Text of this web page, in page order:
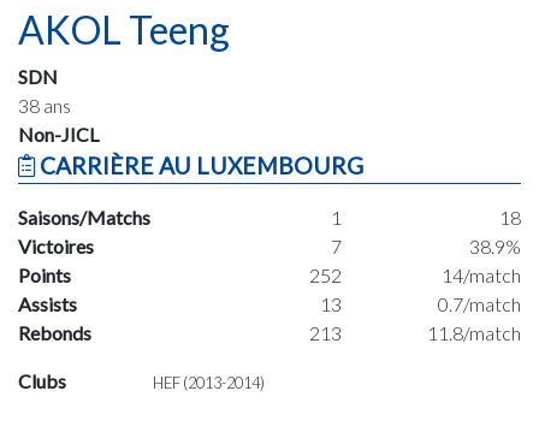
AKOL Teeng
SDN
38 ans
Non-JICL
CARRIÈRE AU LUXEMBOURG
Saisons/Matchs 1
18
Victoires
7
38.9%
Points
252
14/match
Assists
13
0.7/match
Rebonds
213 11.8/match
Clubs HEF (2013-2014)